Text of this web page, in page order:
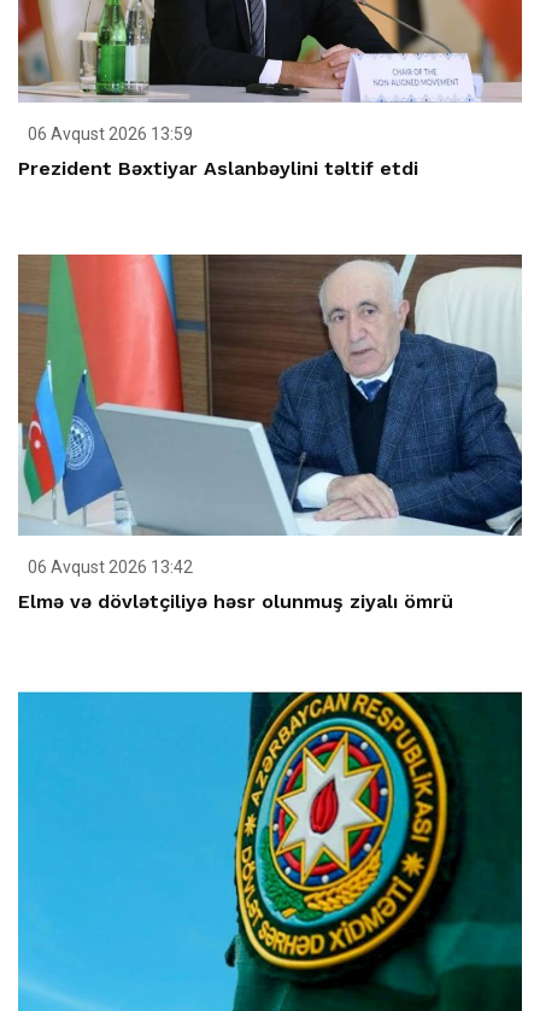
06 Avqust 2026 13:59
Prezident Bəxtiyar Aslanbəylini təltif etdi
06 Avqust 2026 13:42
Elmə və dövlətçiliyə həsr olunmuş ziyalı ömrü